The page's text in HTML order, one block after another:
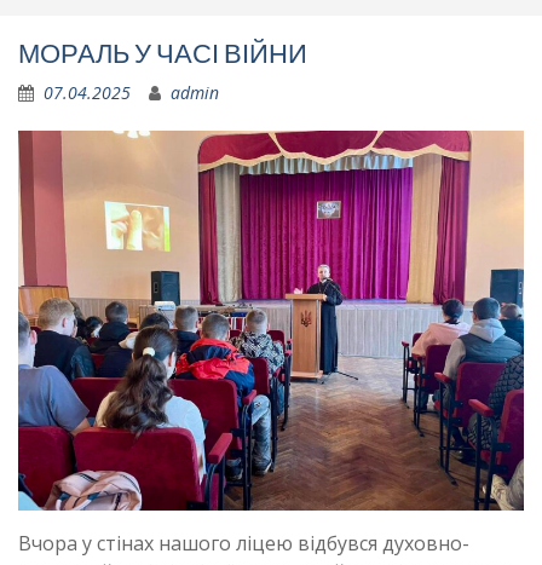
МОРАЛЬ У ЧАСІ ВІЙНИ
07.04.2025 admin
Вчора у стінах нашого ліцею відбувся духовно-